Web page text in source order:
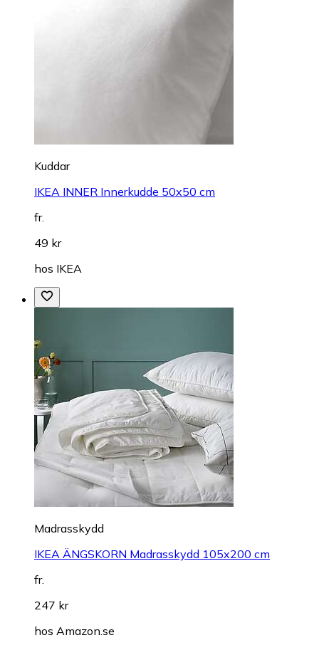
Kuddar
IKEA INNER Innerkudde 50x50 cm
fr.
49 kr
hos IKEA
Madrasskydd
IKEA ÄNGSKORN Madrasskydd 105x200 cm
fr.
247 kr
hos Amazon.se